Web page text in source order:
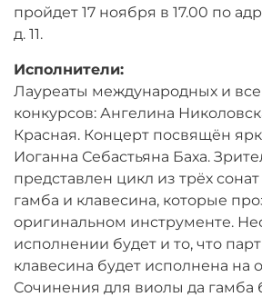
пройдет 17 ноября в 17.00 по
д. 11.
Исполнители:
Лауреаты международных и
конкурсов: Ангелина
Красная. Концерт посвящён
Иоганна Себастьяна Баха.
представлен цикл из трёх
гамба и клавесина, которые
оригинальном инструменте.
исполнении будет и то, что
клавесина будет исполнена на
Сочинения для виолы да гамба